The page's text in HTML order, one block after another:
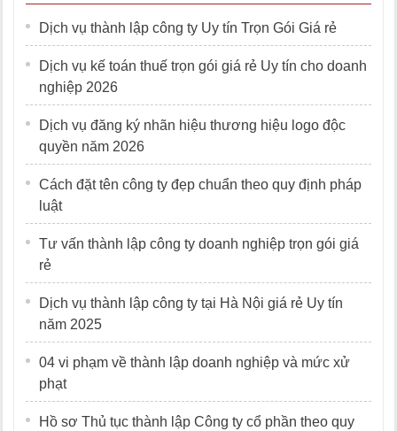
Dịch vụ thành lập công ty Uy tín Trọn Gói Giá rẻ
Dịch vụ kế toán thuế trọn gói giá rẻ Uy tín cho doanh
nghiệp 2026
Dịch vụ đăng ký nhãn hiệu thương hiệu logo độc
quyền năm 2026
Cách đặt tên công ty đẹp chuẩn theo quy định pháp
luật
Tư vấn thành lập công ty doanh nghiệp trọn gói giá
rẻ
Dịch vụ thành lập công ty tại Hà Nội giá rẻ Uy tín
năm 2025
04 vi phạm về thành lập doanh nghiệp và mức xử
phạt
Hồ sơ Thủ tục thành lập Công ty cổ phần theo quy